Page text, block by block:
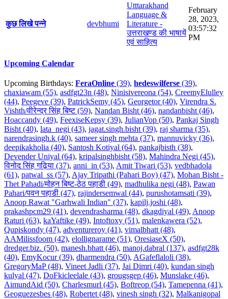
कुछ लिखे पन्ने devbhumi
Utttarakhand
Language &
Literature -
उत्तराखण्ड की भाषायें
एवं साहित्य
February
28, 2023,
03:57:32
PM
Upcoming Calendar
Upcoming Birthdays: FeraOnline (39), hedeswilferse (39),
chaxiawam (55), asdfgt23n (48), Ninisivereona (54), CreemyElulley
(44), Peegeve (39), PatrickSemy (45), Georgetor (40), Virendra S.
Vishth/वीरेन्द्र सिंह बिष्ट (59), Nandan Bisht (46), nandanbisht (46),
Hoaccandy (49), FeexiseKepsy (39), JulianVop (50), Pankaj Singh
Bisht (40), lata_negi (43), jagat.singh.bisht (39), raj sharma (35),
narendrasingh.k (40), sameer singh mehta (37), mannuvicky (36),
deepikakholia (40), Santosh Kotiyal (64), pankajbisth (38),
Devender Uniyal (64), kripalsinghbisht (58), Mahindra Negi (45),
विनोद सिंह गढ़िया (37), anni_in (53), Amit Tiwari (53), vedbhadola
(61), patwal_ss (57), Ajay Tripathi (Pahari Boy) (47), Mohan Bisht -
Thet Pahadi/मोहन बिष्ट-ठेठ पहाडी (49), madhulika negi (48), Pawan
Pahari/पवन पहाडी (47), rajindersemwal (44), purushotamsati (39),
Anoop Rawat "Garhwali Indian" (37), kapilj.joshi (48),
prakashpcm29 (41), devendrasharma (48), dkagdiyal (49), Anoop
Raturi (63), kaYaftike (49), Intoftoxy (51), malenkawera (52),
Qupiskondy (47), adventureroy (41), vimalbhatt (48),
AAMilissfoom (42), elollignarame (51), OresiaseX (50),
dredger.biz. (50), manesh.bhatt (46), manoj.dabral (137), asdfgt28k
(40), EmyKocur (39), dharmendra (50), AGafeflaloli (38),
GregoryMaP (48), Vineet Jadli (37), Jai Dimri (40), kundan singh
kulyal (47), DoFkicleelale (43), grougsgep (46), Munslake (46),
AimundAid (50), Charlesmurl (45), Boftreop (54), Tamepenna (41),
Geoguezesbes (48), Robertet (48), vinesh singh (32), Malkanigopal